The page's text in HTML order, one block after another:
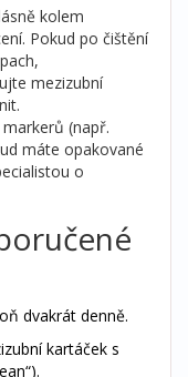
kolem
Pokud po čištění
mezizubní
(např.
máte opakované
o
dvakrát denně.
kartáček s